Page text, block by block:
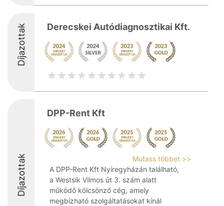
Díjazottak Derecskei Autódiagnosztikai Kft.
Díjazottak
DPP-Rent Kft
Mutass többet >>
A DPP-Rent Kft Nyíregyházán található,
a Westsik Vilmos út 3. szám alatt
működő kölcsönző cég, amely
megbízható szolgáltatásokat kínál